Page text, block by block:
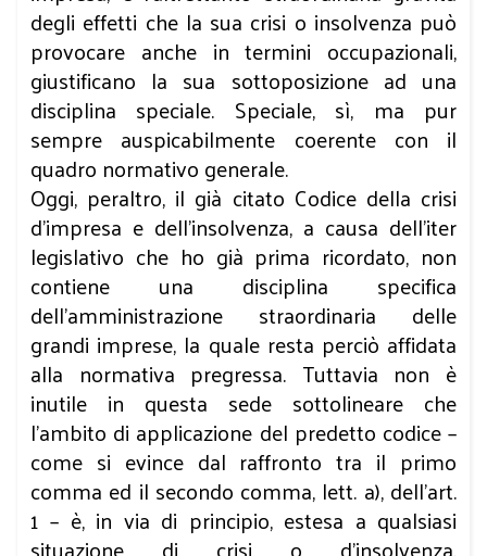
degli effetti che la sua crisi o insolvenza può
provocare anche in termini occupazionali,
giustificano la sua sottoposizione ad una
disciplina speciale. Speciale, sì, ma pur
sempre auspicabilmente coerente con il
quadro normativo generale.
Oggi, peraltro, il già citato Codice della crisi
d’impresa e dell’insolvenza, a causa dell’iter
legislativo che ho già prima ricordato, non
contiene una disciplina specifica
dell’amministrazione straordinaria delle
grandi imprese, la quale resta perciò affidata
alla normativa pregressa. Tuttavia non è
inutile in questa sede sottolineare che
l’ambito di applicazione del predetto codice –
come si evince dal raffronto tra il primo
comma ed il secondo comma, lett. a), dell’art.
1 – è, in via di principio, estesa a qualsiasi